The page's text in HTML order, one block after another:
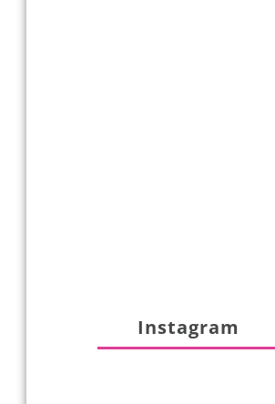
Instagram